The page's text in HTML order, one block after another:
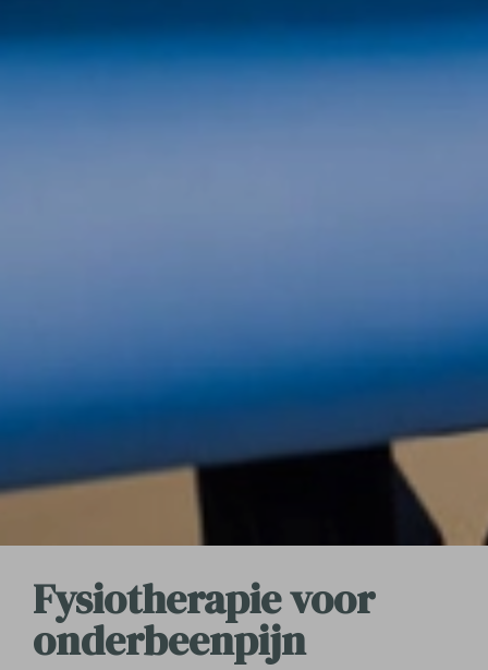
Fysiotherapie voor
onderbeenpijn